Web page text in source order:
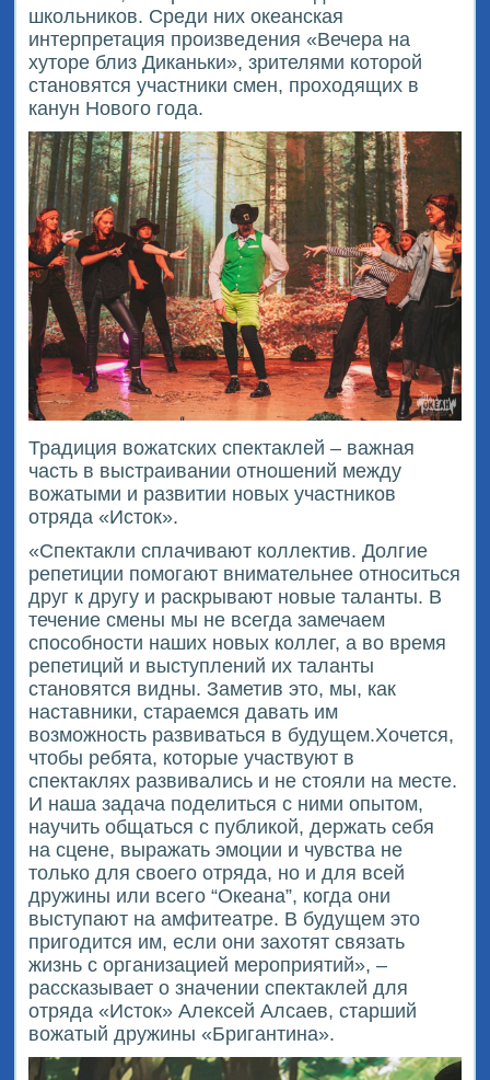
школьников. Среди них океанская
интерпретация произведения «Вечера на
хуторе близ Диканьки», зрителями которой
становятся участники смен, проходящих в
канун Нового года.
Традиция вожатских спектаклей – важная
часть в выстраивании отношений между
вожатыми и развитии новых участников
отряда «Исток».
«Спектакли сплачивают коллектив. Долгие
репетиции помогают внимательнее относиться
друг к другу и раскрывают новые таланты. В
течение смены мы не всегда замечаем
способности наших новых коллег, а во время
репетиций и выступлений их таланты
становятся видны. Заметив это, мы, как
наставники, стараемся давать им
возможность развиваться в будущем.Хочется,
чтобы ребята, которые участвуют в
спектаклях развивались и не стояли на месте.
И наша задача поделиться с ними опытом,
научить общаться с публикой, держать себя
на сцене, выражать эмоции и чувства не
только для своего отряда, но и для всей
дружины или всего “Океана”, когда они
выступают на амфитеатре. В будущем это
пригодится им, если они захотят связать
жизнь с организацией мероприятий», –
рассказывает о значении спектаклей для
отряда «Исток» Алексей Алсаев, старший
вожатый дружины «Бригантина».